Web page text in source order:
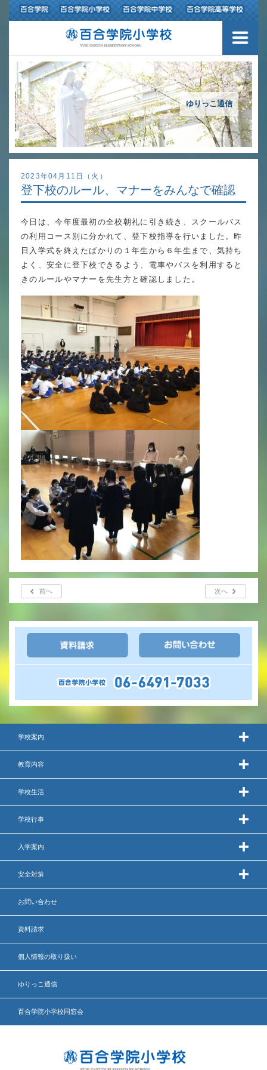
ゆりっこ通信
2023年04月11日（火）
登下校のルール、マナーをみんなで確認
今日は、今年度最初の全校朝礼に引き続き、スクールバス
の利用コース別に分かれて、登下校指導を行いました。昨
日入学式を終えたばかりの１年生から６年生まで、気持ち
よく、安全に登下校できるよう、電車やバスを利用すると
きのルールやマナーを先生方と確認しました。
前へ 次へ
学校案内
教育内容
学校生活
学校行事
入学案内
安全対策
お問い合わせ
資料請求
個人情報の取り扱い
ゆりっこ通信
百合学院小学校同窓会
３つの豊かさ・沿革
施設紹介
アクセスマップ
制服紹介
スクールバス運行
授業の特色
教育の特色
進路指導
体育と食育
クラブ活動
委員会
百合学院小学校の一日
学校図書館
All in School
学校感染症に関する 報告書・登校
許可証
年間行事
新入生募集要項
入学金・学費
優遇制度
転編入試験について
保護者の声・入試関連よくある質問